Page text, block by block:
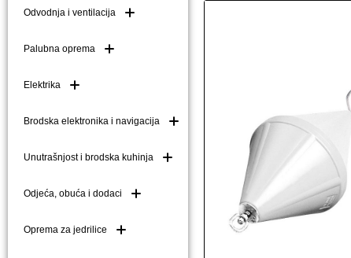
Odvodnja i ventilacija
Palubna oprema
Elektrika
Brodska elektronika i navigacija
Unutrašnjost i brodska kuhinja
Odjeća, obuća i dodaci
Oprema za jedrilice